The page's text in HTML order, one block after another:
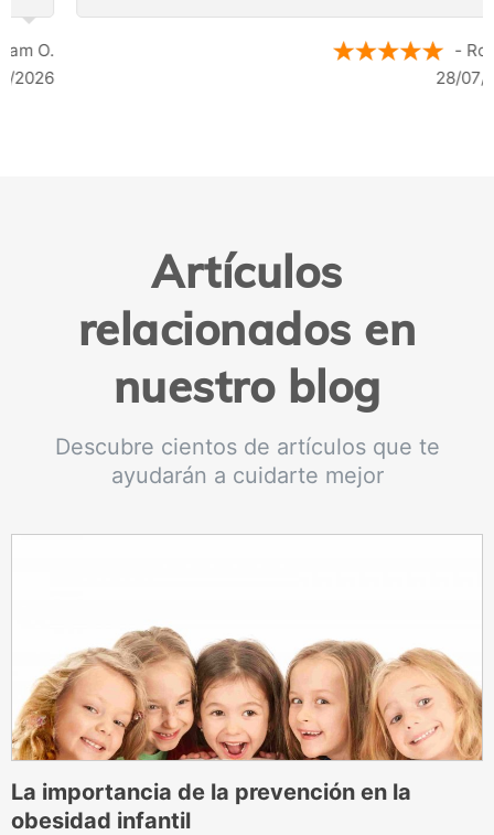
- Rosa D.
28/07/2026
Artículos
relacionados en
nuestro blog
Descubre cientos de artículos que te
ayudarán a cuidarte mejor
La importancia de la prevención en la
obesidad infantil